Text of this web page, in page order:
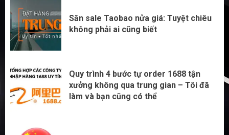
Săn sale Taobao nửa giá: Tuyệt chiêu
không phải ai cũng biết
Quy trình 4 bước tự order 1688 tận
xưởng không qua trung gian – Tôi đã
làm và bạn cũng có thể